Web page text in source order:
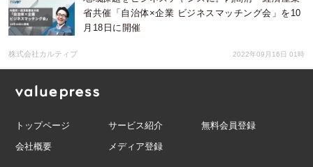
省共催「自治体×企業 ビジネスマッチング会」を10
月18日に開催
株式会社カルティブ 2022年09月16日 01時
トップページ サービス紹介
無料会員登録
会社概要
メディア登録